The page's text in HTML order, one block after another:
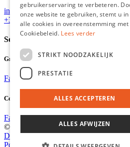
info@graydonevents.nl
+316 11435859
Social media
Graydon Events
Facebook Instagram
Comiq
Facebook Instagram
© 2026 Graydon |Algemene
Disclaimer
Powered by Marker Media
gebruikerservaring te verbeteren.
onze website te gebruiken, stemt u
alle cookies in overeenstemming met
Cookiebeleid. Lees verder
STRIKT NOODZAKELIJK
PRESTATIE
ALLES ACCEPTEREN
ALLES AFWIJZEN